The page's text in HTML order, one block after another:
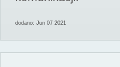
dodano: Jun 07 2021